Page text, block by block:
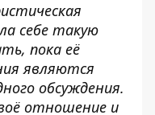
себе такую
пока её
являются
обсуждения.
отношение и